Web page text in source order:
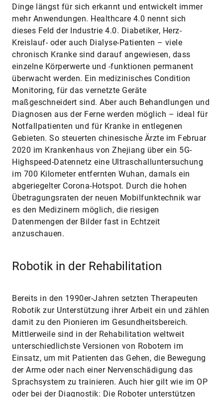
Dinge längst für sich erkannt und entwickelt immer
mehr Anwendungen. Healthcare 4.0 nennt sich
dieses Feld der Industrie 4.0. Diabetiker, Herz-
Kreislauf- oder auch Dialyse-Patienten – viele
chronisch Kranke sind darauf angewiesen, dass
einzelne Körperwerte und -funktionen permanent
überwacht werden. Ein medizinisches Condition
Monitoring, für das vernetzte Geräte
maßgeschneidert sind. Aber auch Behandlungen und
Diagnosen aus der Ferne werden möglich – ideal für
Notfallpatienten und für Kranke in entlegenen
Gebieten. So steuerten chinesische Ärzte im Februar
2020 im Krankenhaus von Zhejiang über ein 5G-
Highspeed-Datennetz eine Ultraschalluntersuchung
im 700 Kilometer entfernten Wuhan, damals ein
abgeriegelter Corona-Hotspot. Durch die hohen
Übetragungsraten der neuen Mobilfunktechnik war
es den Medizinern möglich, die riesigen
Datenmengen der Bilder fast in Echtzeit
anzuschauen.
Robotik in der Rehabilitation
Bereits in den 1990er-Jahren setzten Therapeuten
Robotik zur Unterstützung ihrer Arbeit ein und zählen
damit zu den Pionieren im Gesundheitsbereich.
Mittlerweile sind in der Rehabilitation weltweit
unterschiedlichste Versionen von Robotern im
Einsatz, um mit Patienten das Gehen, die Bewegung
der Arme oder nach einer Nervenschädigung das
Sprachsystem zu trainieren. Auch hier gilt wie im OP
oder bei der Diagnostik: Die Roboter unterstützen